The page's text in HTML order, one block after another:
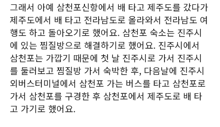
그래서 아예 삼천포신항에서 배 타고 제주도를 갔다가
제주도에서 배 타고 전라남도로 올라와서 전라남도 여
행도 하고 돌아오기로 했어요. 삼천포 숙소는 진주시
에 있는 찜질방으로 해결하기로 했어요. 진주시에서
삼천포는 가깝기 때문에 첫 날 진주시로 가서 진주시
를 둘러보고 찜질방 가서 숙박한 후, 다음날에 진주시
외버스터미널에서 삼천포 가는 버스를 타고 삼천포로
가서 삼천포를 구경한 후 삼천포에서 제주도로 배 타
고 가기로 했어요.